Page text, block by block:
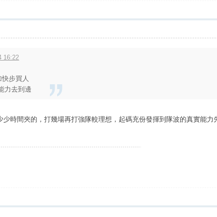
16:22
步買人
力去到邊
時間夾的，打幾場再打強隊較理想，起碼充份發揮到隊波的真實能力